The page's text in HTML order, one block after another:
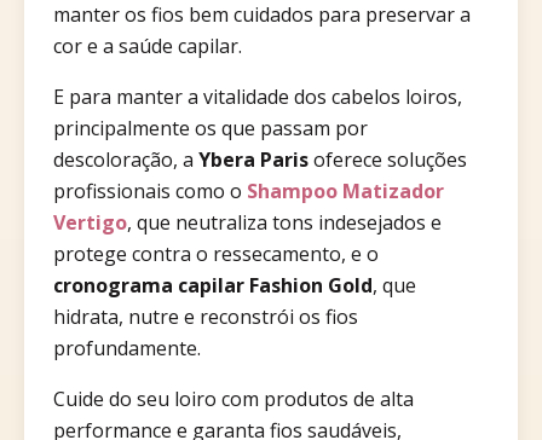
manter os fios bem cuidados para preservar a
cor e a saúde capilar.
E para manter a vitalidade dos cabelos loiros,
principalmente os que passam por
descoloração, a Ybera Parisoferece soluções
profissionais como o Shampoo Matizador
Vertigo, que neutraliza tons indesejados e
protege contra o ressecamento, e o
cronograma capilar Fashion Gold, que
hidrata, nutre e reconstrói os fios
profundamente.
Cuide do seu loiro com produtos de alta
performance e garanta fios saudáveis,